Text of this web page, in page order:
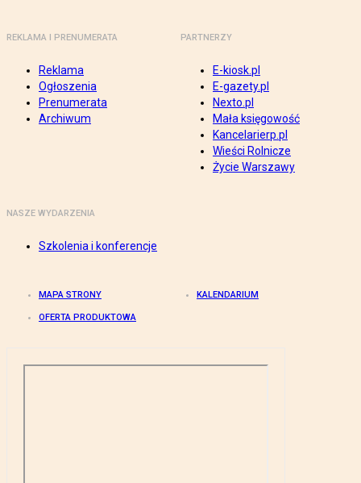
REKLAMA I PRENUMERATA
Reklama
Ogłoszenia
Prenumerata
Archiwum
PARTNERZY
E-kiosk.pl
E-gazety.pl
Nexto.pl
Mała księgowość
Kancelarierp.pl
Wieści Rolnicze
Życie Warszawy
NASZE WYDARZENIA
Szkolenia i konferencje
MAPA STRONY KALENDARIUM
OFERTA PRODUKTOWA